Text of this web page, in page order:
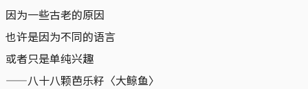
因为一些古老的原因
也许是因为不同的语言
或者只是单纯兴趣
——八十八颗芭乐籽〈大鲸鱼〉